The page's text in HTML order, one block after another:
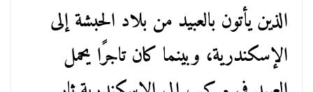
الذين يأتون بالعبيد من بلاد الحبشة إلى
الإسكندرية، وبينما كان تاجرًا يحمل